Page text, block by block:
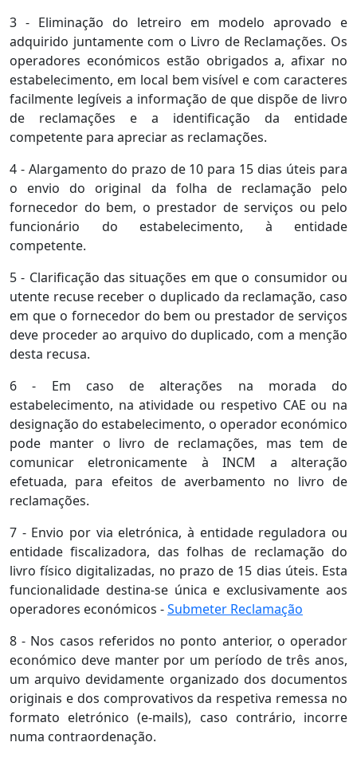
3 - Eliminação do letreiro em modelo aprovado e
adquirido juntamente com o Livro de Reclamações. Os
operadores económicos estão obrigados a, afixar no
estabelecimento, em local bem visível e com caracteres
facilmente legíveis a informação de que dispõe de livro
de reclamações e a identificação da entidade
competente para apreciar as reclamações.
4 - Alargamento do prazo de 10 para 15 dias úteis para
o envio do original da folha de reclamação pelo
fornecedor do bem, o prestador de serviços ou pelo
funcionário do estabelecimento, à entidade
competente.
5 - Clarificação das situações em que o consumidor ou
utente recuse receber o duplicado da reclamação, caso
em que o fornecedor do bem ou prestador de serviços
deve proceder ao arquivo do duplicado, com a menção
desta recusa.
6 - Em caso de alterações na morada do
estabelecimento, na atividade ou respetivo CAE ou na
designação do estabelecimento, o operador económico
pode manter o livro de reclamações, mas tem de
comunicar eletronicamente à INCM a alteração
efetuada, para efeitos de averbamento no livro de
reclamações.
7 - Envio por via eletrónica, à entidade reguladora ou
entidade fiscalizadora, das folhas de reclamação do
livro físico digitalizadas, no prazo de 15 dias úteis. Esta
funcionalidade destina-se única e exclusivamente aos
operadores económicos -Submeter Reclamação
8 - Nos casos referidos no ponto anterior, o operador
económico deve manter por um período de três anos,
um arquivo devidamente organizado dos documentos
originais e dos comprovativos da respetiva remessa no
formato eletrónico (e-mails), caso contrário, incorre
numa contraordenação.